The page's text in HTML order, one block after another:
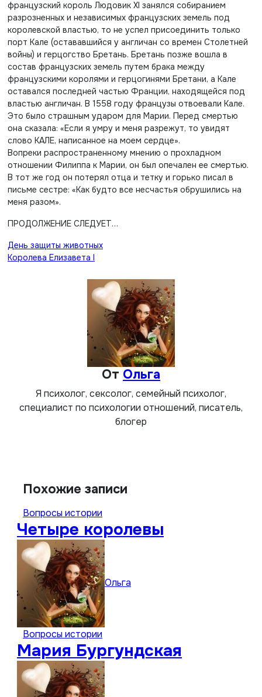
французский король Людовик XI занялся собиранием
разрозненных и независимых французских земель под
королевской властью, то не успел присоединить только
порт Кале (остававшийся у англичан со времен Столетней
войны) и герцогство Бретань. Бретань позже вошла в
состав французских земель путем брака между
французскими королями и герцогинями Бретани, а Кале
оставался последней частью Франции, находящейся под
властью англичан. В 1558 году французы отвоевали Кале.
Это было страшным ударом для Марии. Перед смертью
она сказала: «Если я умру и меня разрежут, то увидят
слово КАЛЕ, написанное на моем сердце».
Вопреки распространенному мнению о прохладном
отношении Филиппа к Марии, он был опечален ее смертью.
В тот же год он потерял отца и тетку и горько писал в
письме сестре: «Как будто все несчастья обрушились на
меня разом».
ПРОДОЛЖЕНИЕ СЛЕДУЕТ…
Навигация
по
День защиты животных
Королева Елизавета I
От Ольга
Я психолог, сексолог, семейный психолог,
специалист по психологии отношений, писатель,
блогер
Похожие записи
Вопросы истории
Четыре королевы
Ольга
Вопросы истории
Мария Бургундская